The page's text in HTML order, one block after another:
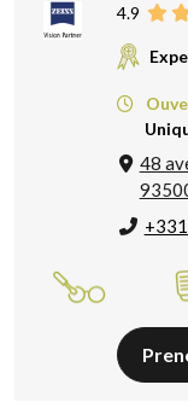
4.9
48